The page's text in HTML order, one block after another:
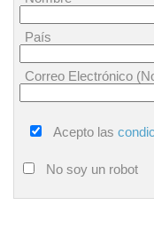
País
Correo Electrónico
Acepto las
No soy un robot